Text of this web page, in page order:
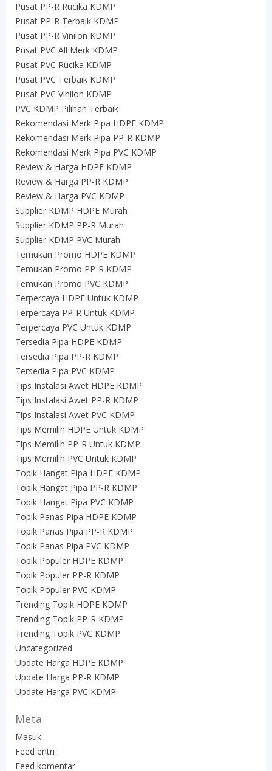
Pusat PP-R Rucika KDMP
Pusat PP-R Terbaik KDMP
Pusat PP-R Vinilon KDMP
Pusat PVC All Merk KDMP
Pusat PVC Rucika KDMP
Pusat PVC Terbaik KDMP
Pusat PVC Vinilon KDMP
PVC KDMP Pilihan Terbaik
Rekomendasi Merk Pipa HDPE KDMP
Rekomendasi Merk Pipa PP-R KDMP
Rekomendasi Merk Pipa PVC KDMP
Review & Harga HDPE KDMP
Review & Harga PP-R KDMP
Review & Harga PVC KDMP
Supplier KDMP HDPE Murah
Supplier KDMP PP-R Murah
Supplier KDMP PVC Murah
Temukan Promo HDPE KDMP
Temukan Promo PP-R KDMP
Temukan Promo PVC KDMP
Terpercaya HDPE Untuk KDMP
Terpercaya PP-R Untuk KDMP
Terpercaya PVC Untuk KDMP
Tersedia Pipa HDPE KDMP
Tersedia Pipa PP-R KDMP
Tersedia Pipa PVC KDMP
Tips Instalasi Awet HDPE KDMP
Tips Instalasi Awet PP-R KDMP
Tips Instalasi Awet PVC KDMP
Tips Memilih HDPE Untuk KDMP
Tips Memilih PP-R Untuk KDMP
Tips Memilih PVC Untuk KDMP
Topik Hangat Pipa HDPE KDMP
Topik Hangat Pipa PP-R KDMP
Topik Hangat Pipa PVC KDMP
Topik Panas Pipa HDPE KDMP
Topik Panas Pipa PP-R KDMP
Topik Panas Pipa PVC KDMP
Topik Populer HDPE KDMP
Topik Populer PP-R KDMP
Topik Populer PVC KDMP
Trending Topik HDPE KDMP
Trending Topik PP-R KDMP
Trending Topik PVC KDMP
Uncategorized
Update Harga HDPE KDMP
Update Harga PP-R KDMP
Update Harga PVC KDMP
Meta
Masuk
Feed entri
Feed komentar